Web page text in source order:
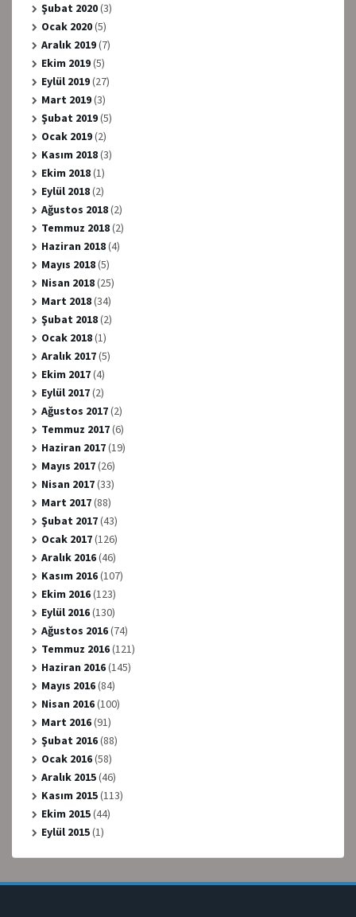
Şubat 2020(3)
Ocak 2020(5)
Aralık 2019(7)
Ekim 2019(5)
Eylül 2019(27)
Mart 2019(3)
Şubat 2019(5)
Ocak 2019(2)
Kasım 2018(3)
Ekim 2018(1)
Eylül 2018(2)
Ağustos 2018(2)
Temmuz 2018(2)
Haziran 2018(4)
Mayıs 2018(5)
Nisan 2018(25)
Mart 2018(34)
Şubat 2018(2)
Ocak 2018(1)
Aralık 2017(5)
Ekim 2017(4)
Eylül 2017(2)
Ağustos 2017(2)
Temmuz 2017(6)
Haziran 2017(19)
Mayıs 2017(26)
Nisan 2017(33)
Mart 2017(88)
Şubat 2017(43)
Ocak 2017(126)
Aralık 2016(46)
Kasım 2016(107)
Ekim 2016(123)
Eylül 2016(130)
Ağustos 2016(74)
Temmuz 2016(121)
Haziran 2016(145)
Mayıs 2016(84)
Nisan 2016(100)
Mart 2016(91)
Şubat 2016(88)
Ocak 2016(58)
Aralık 2015(46)
Kasım 2015(113)
Ekim 2015(44)
Eylül 2015(1)